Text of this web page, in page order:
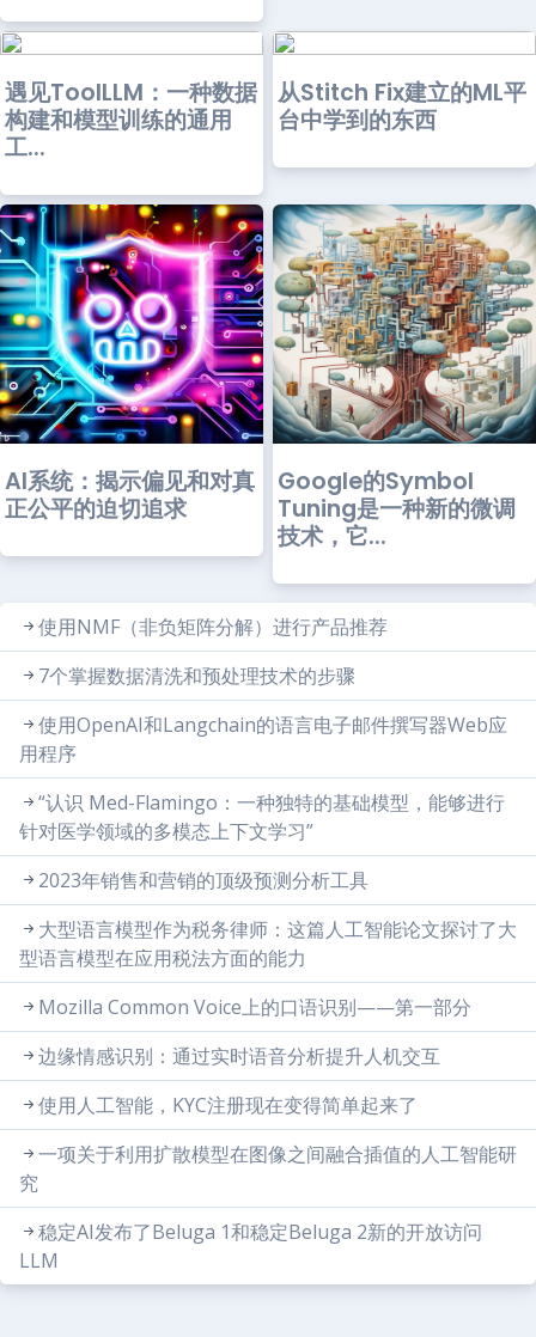
遇见ToolLLM：一种数据
构建和模型训练的通用
工...
从Stitch Fix建立的ML平
台中学到的东西
AI系统：揭示偏见和对真
正公平的迫切追求
Google的Symbol
Tuning是一种新的微调
技术，它...
使用NMF（非负矩阵分解）进行产品推荐
7个掌握数据清洗和预处理技术的步骤
使用OpenAI和Langchain的语言电子邮件撰写器Web应
用程序
“认识 Med-Flamingo：一种独特的基础模型，能够进行
针对医学领域的多模态上下文学习”
2023年销售和营销的顶级预测分析工具
大型语言模型作为税务律师：这篇人工智能论文探讨了大
型语言模型在应用税法方面的能力
Mozilla Common Voice上的口语识别——第一部分
边缘情感识别：通过实时语音分析提升人机交互
使用人工智能，KYC注册现在变得简单起来了
一项关于利用扩散模型在图像之间融合插值的人工智能研
究
稳定AI发布了Beluga 1和稳定Beluga 2新的开放访问
LLM